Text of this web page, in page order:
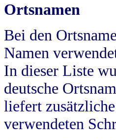
Ortsnamen
Bei den
Namen
In dieser Liste
deutsche
liefert
verwendeten